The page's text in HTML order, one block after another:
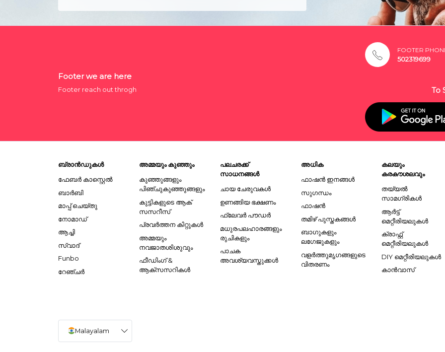
Footer we are here
Footer reach out throgh
FOOTER
502319699
To
ബ്രാൻഡുകൾ
ഫേബർ കാസ്റ്റെൽ
ബാർബി
മാപ്പ് ചെയ്തു
നോമാഡ്
ആച്ചി
സ്വാദ്
Funbo
റേഞ്ചർ
അമ്മയും കുഞ്ഞും
കുഞ്ഞുങ്ങളും
പിഞ്ചുകുഞ്ഞുങ്ങളും
കുട്ടികളുടെ ആക്
സസറീസ്
പ്രവർത്തന കിറ്റുകൾ
അമ്മയും
നവജാതശിശുവും
ഫീഡിംഗ് &
ആക്സസറികൾ
പലചരക്ക്
സാധനങ്ങൾ
ചായ ചേരുവകൾ
ഉണങ്ങിയ ഭക്ഷണം
ഫ്ലേവർ പൗഡർ
മധുരപലഹാരങ്ങളും
രുചികളും
പാചക
അവശ്യവസ്തുക്കൾ
അധിക
ഫാഷൻ ഇനങ്ങൾ
സുഗന്ധം
ഫാഷൻ
തമിഴ് പുസ്തകങ്ങൾ
ബാഗുകളും
ലഗേജുകളും
വളർത്തുമൃഗങ്ങളുടെ
വിതരണം
കലയും
കരകൗശലവും
തയ്യൽ
സാമഗ്രികൾ
ആർട്ട്
മെറ്റീരിയലുകൾ
ക്രാഫ്റ്റ്
മെറ്റീരിയലുകൾ
DIY മെറ്റീരിയലുകൾ
കാൻവാസ്
Malayalam